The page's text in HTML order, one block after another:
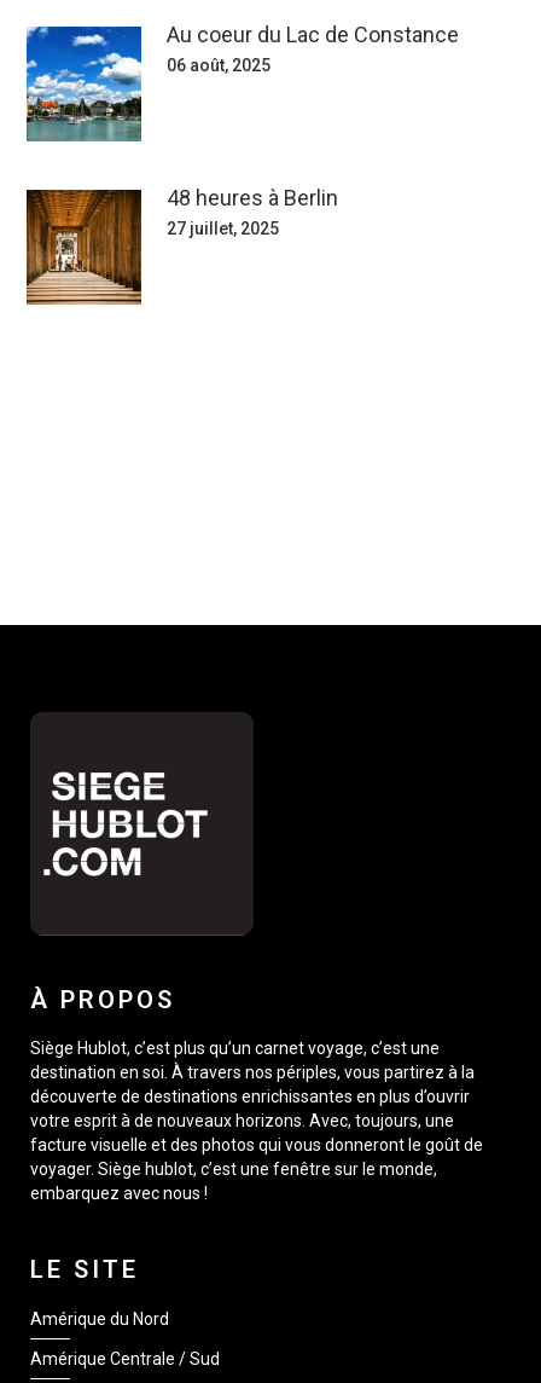
Au coeur du Lac de Constance
06 août, 2025
48 heures à Berlin
27 juillet, 2025
À PROPOS
Siège Hublot, c’est plus qu’un carnet voyage, c’est une
destination en soi. À travers nos périples, vous partirez à la
découverte de destinations enrichissantes en plus d’ouvrir
votre esprit à de nouveaux horizons. Avec, toujours, une
facture visuelle et des photos qui vous donneront le goût de
voyager. Siège hublot, c’est une fenêtre sur le monde,
embarquez avec nous !
LE SITE
Amérique du Nord
Amérique Centrale / Sud